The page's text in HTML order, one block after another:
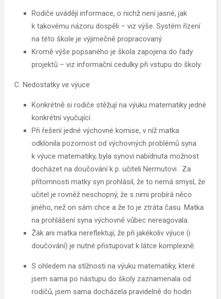
Rodiče uvádějí informace, o nichž není jasné, jak
k takovému názoru dospěli – viz výše. Systém řízení
na této škole je výjimečně propracovaný.
Kromě výše popsaného je škola zapojena do řady
projektů – viz informační cedulky při vstupu do školy.
C. Nedostatky ve výuce
Konkrétně si rodiče stěžují na výuku matematiky jedné
konkrétní vyučující.
Při řešení jedné výchovné komise, v níž matka
odklonila pozornost od výchovných problémů syna
k výuce matematiky, byla synovi nabídnuta možnost
docházet na doučování k p. učiteli Nermutovi. Za
přítomnosti matky syn prohlásil, že to nemá smysl, že
učitel je rovněž neschopný, že s nimi probírá něco
jiného, než on sám chce a že to je ztráta času. Matka
na prohlášení syna výchovně vůbec nereagovala.
Žák ani matka nereflektují, že při jakékoliv výuce (i
doučování) je nutné přistupovat k látce komplexně.
S ohledem na stížnosti na výuku matematiky, které
jsem sama po nástupu do školy zaznamenala od
rodičů, jsem sama docházela pravidelně do hodin